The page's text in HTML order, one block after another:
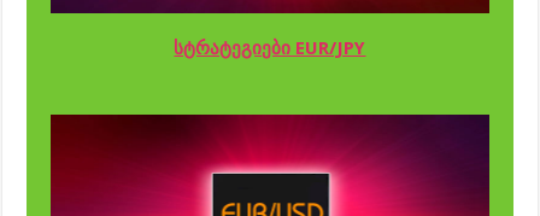
სტრატეგიები EUR/JPY